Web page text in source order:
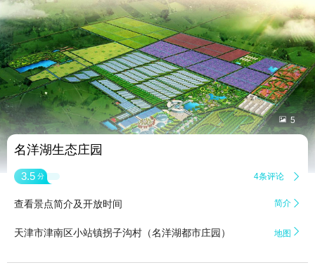
 5
名洋湖生态庄园
3.5 分 4条评论 
查看景点简介及开放时间 简介 
天津市津南区小站镇拐子沟村（名洋湖都市庄园） 地图 
